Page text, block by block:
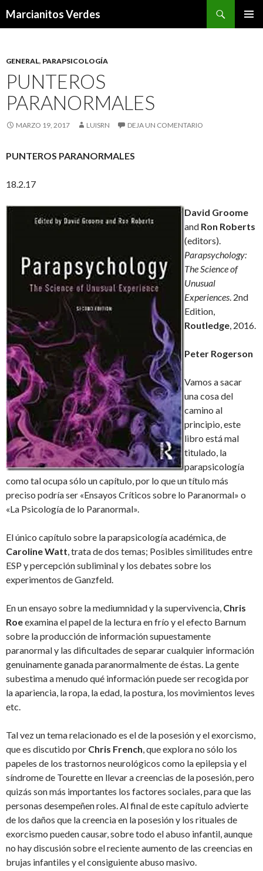
Marcianitos Verdes
GENERAL, PARAPSICOLOGÍA
PUNTEROS
PARANORMALES
MARZO 19, 2017 LUISRN DEJA UN COMENTARIO
PUNTEROS PARANORMALES
18.2.17
David Groome
and Ron Roberts
(editors).
Parapsychology:
The Science of
Unusual
Experiences. 2nd
Edition,
Routledge, 2016.
Peter Rogerson
Vamos a sacar
una cosa del
camino al
principio, este
libro está mal
titulado, la
parapsicología
como tal ocupa sólo un capítulo, por lo que un título más
preciso podría ser «Ensayos Críticos sobre lo Paranormal» o
«La Psicología de lo Paranormal».
El único capítulo sobre la parapsicología académica, de
Caroline Watt, trata de dos temas; Posibles similitudes entre
ESP y percepción subliminal y los debates sobre los
experimentos de Ganzfeld.
En un ensayo sobre la mediumnidad y la supervivencia, Chris
Roeexamina el papel de la lectura en frío y el efecto Barnum
sobre la producción de información supuestamente
paranormal y las dificultades de separar cualquier información
genuinamente ganada paranormalmente de éstas. La gente
subestima a menudo qué información puede ser recogida por
la apariencia, la ropa, la edad, la postura, los movimientos leves
etc.
Tal vez un tema relacionado es el de la posesión y el exorcismo,
que es discutido por Chris French, que explora no sólo los
papeles de los trastornos neurológicos como la epilepsia y el
síndrome de Tourette en llevar a creencias de la posesión, pero
quizás son más importantes los factores sociales, para que las
personas desempeñen roles. Al final de este capítulo advierte
de los daños que la creencia en la posesión y los rituales de
exorcismo pueden causar, sobre todo el abuso infantil, aunque
no hay discusión sobre el reciente aumento de las creencias en
brujas infantiles y el consiguiente abuso masivo.